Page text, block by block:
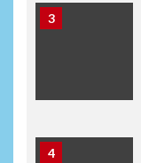
3
4